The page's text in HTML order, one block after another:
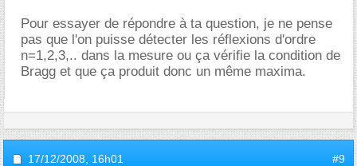
Pour essayer de répondre à ta question, je ne pense
pas que l'on puisse détecter les réflexions d'ordre
n=1,2,3,.. dans la mesure ou ça vérifie la condition de
Bragg et que ça produit donc un même maxima.
17/12/2008, 16h01 #9